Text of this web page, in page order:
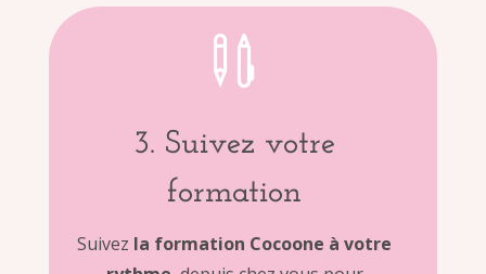

3. Suivez votre
formation
Suivez la formation Cocoone à votre